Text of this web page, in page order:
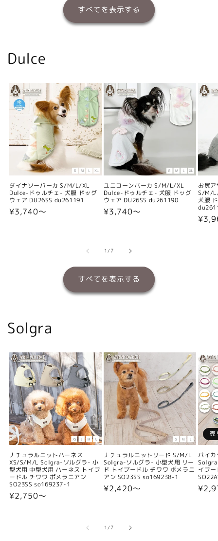
すべてを表示する
Dulce
ダイナソーパーカ S/M/L/XL
Dulce-ドゥルチェ- 犬服 ドッグ
ウェア DU26SS du261191
通
¥3,740〜
ユニコーンパーカ S/M/L/XL
Dulce-ドゥルチェ- 犬服 ドッグ
ウェア DU26SS du261190
通
¥3,740〜
お尻
S/M/
犬服
通
1/の
7
すべてを表示する
Solgra
ナチュラルニットハーネス
XS/S/M/L Solgra-ソルグラ- 小
型犬用 中型犬用 ハーネス トイプ
ードル チワワ ポメラニアン
SO23SS so169237-1
通
¥2,750〜
ナチュラルニットリード S/M/L
Solgra-ソルグラ- 小型犬用 リー
ド トイプードル チワワ ポメラニ
アン SO23SS so169238-1
通
¥2,420〜
売
バイ
イプ
通
1/の
7